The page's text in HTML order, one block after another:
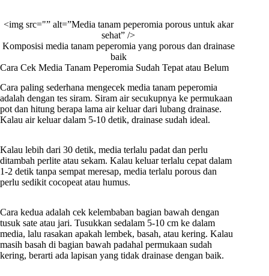
<img src="” alt=”Media tanam peperomia porous untuk akar
sehat” />
Komposisi media tanam peperomia yang porous dan drainase
baik
Cara Cek Media Tanam Peperomia Sudah Tepat atau Belum
Cara paling sederhana mengecek media tanam peperomia
adalah dengan tes siram. Siram air secukupnya ke permukaan
pot dan hitung berapa lama air keluar dari lubang drainase.
Kalau air keluar dalam 5-10 detik, drainase sudah ideal.
Kalau lebih dari 30 detik, media terlalu padat dan perlu
ditambah perlite atau sekam. Kalau keluar terlalu cepat dalam
1-2 detik tanpa sempat meresap, media terlalu porous dan
perlu sedikit cocopeat atau humus.
Cara kedua adalah cek kelembaban bagian bawah dengan
tusuk sate atau jari. Tusukkan sedalam 5-10 cm ke dalam
media, lalu rasakan apakah lembek, basah, atau kering. Kalau
masih basah di bagian bawah padahal permukaan sudah
kering, berarti ada lapisan yang tidak drainase dengan baik.